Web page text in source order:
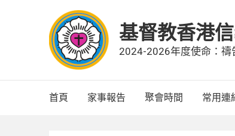
基督教香港
2024-2026年度使命：禱
首頁 家事報告 聚會時間 常用連